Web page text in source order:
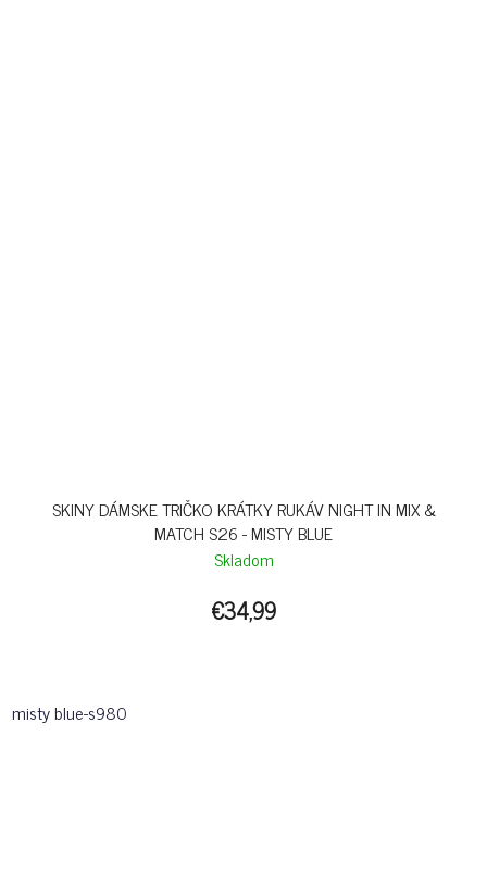
SKINY DÁMSKE TRIČKO KRÁTKY RUKÁV NIGHT IN MIX &
MATCH S26 - MISTY BLUE
Skladom
€34,99
misty blue-s980